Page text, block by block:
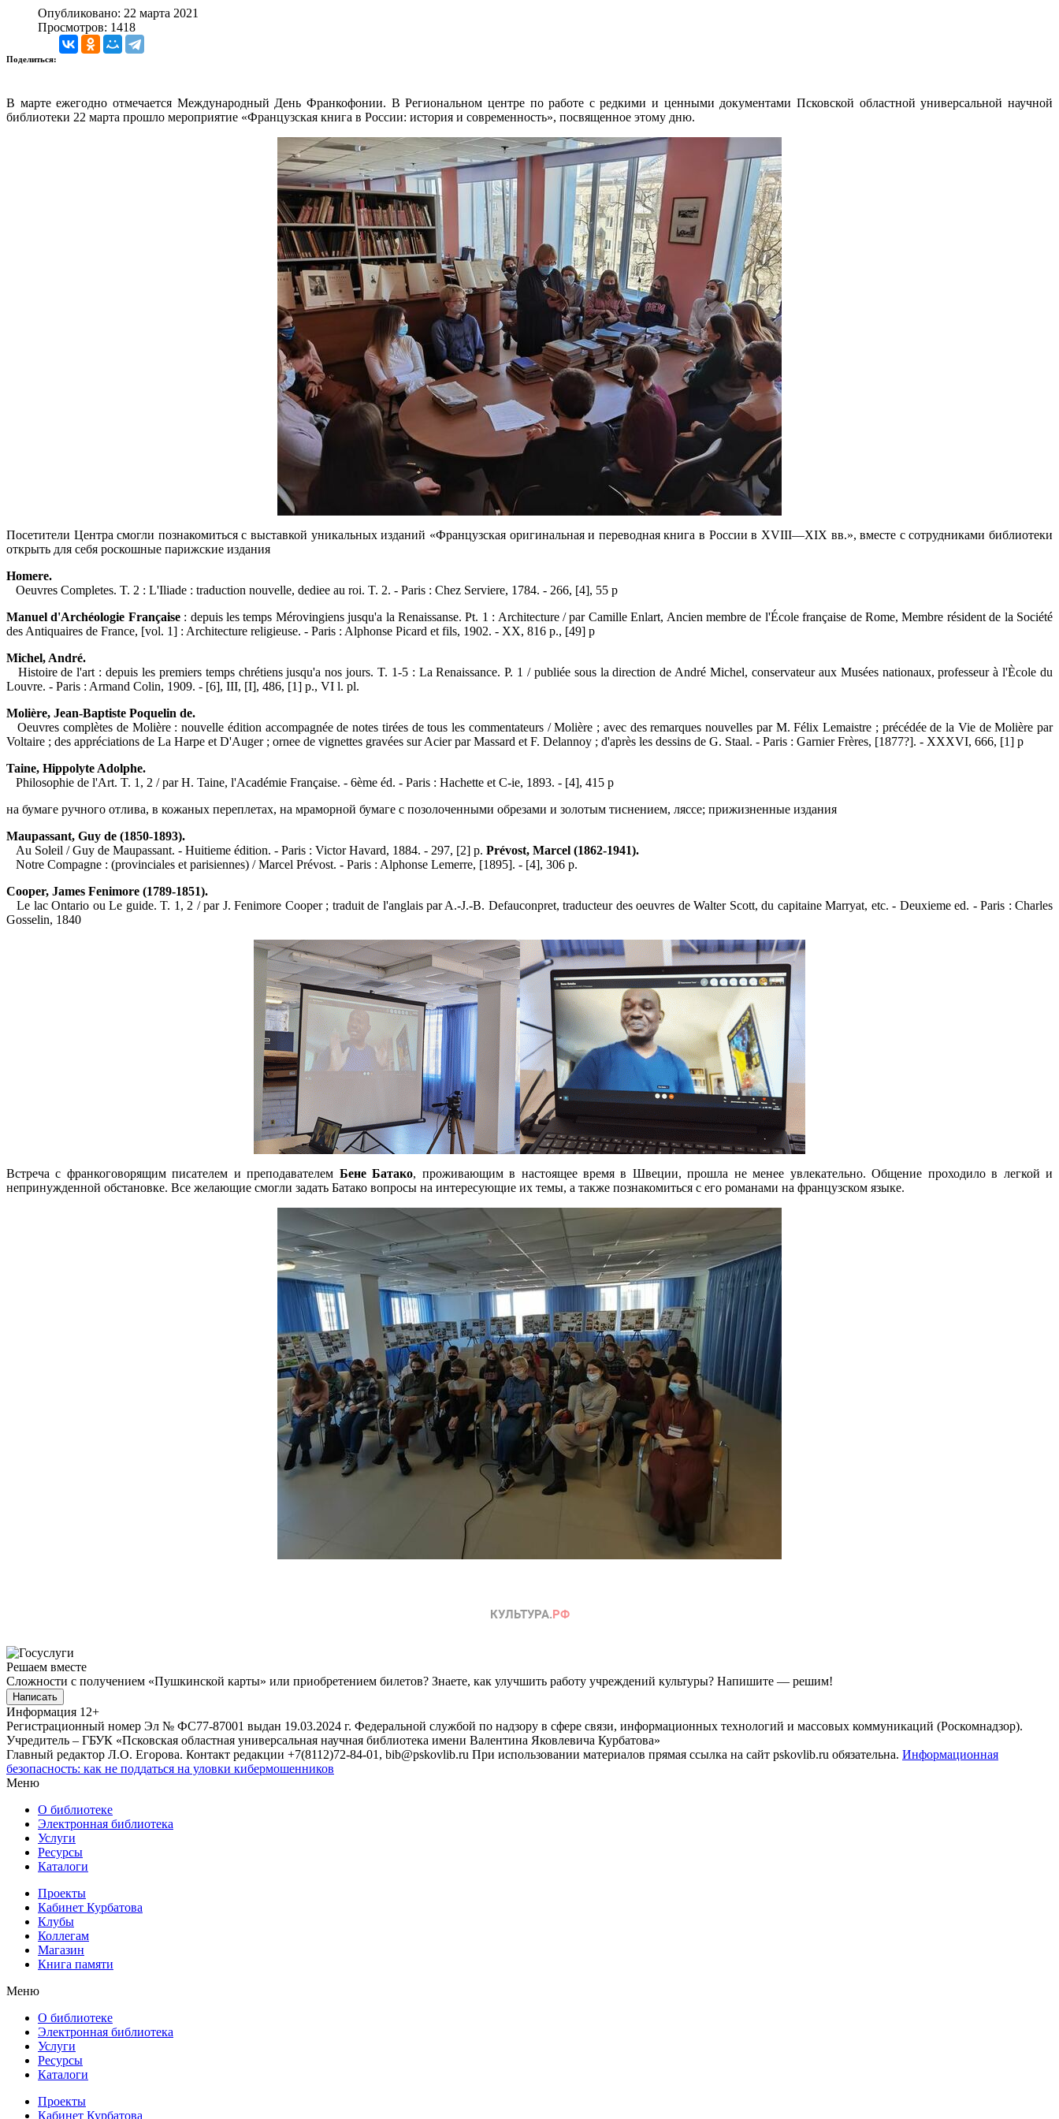
Опубликовано: 22 марта 2021
Просмотров: 1418
Поделиться:
В марте ежегодно отмечается Международный День Франкофонии. В Региональном центре по работе с редкими и ценными документами Псковской областной универсальной научной
библиотеки 22 марта прошло мероприятие «Французская книга в России: история и современность», посвященное этому дню.
Посетители Центра смогли познакомиться с выставкой уникальных изданий «Французская оригинальная и переводная книга в России в XVIII—XIX вв.», вместе с сотрудниками библиотеки
открыть для себя роскошные парижские издания
Homere.
Oeuvres Completes. T. 2 : L'Iliade : traduction nouvelle, dediee au roi. T. 2. - Paris : Chez Serviere, 1784. - 266, [4], 55 p
Manuel d'Archéologie Française: depuis les temps Mérovingiens jusqu'a la Renaissanse. Pt. 1 : Architecture / par Camille Enlart, Ancien membre de l'École française de Rome, Membre résident de la Société
des Antiquaires de France, [vol. 1] : Architecture religieuse. - Paris : Alphonse Picard et fils, 1902. - XX, 816 p., [49] p
Michel, André.
Histoire de l'art : depuis les premiers temps chrétiens jusqu'a nos jours. T. 1-5 : La Renaissance. P. 1 / publiée sous la direction de André Michel, conservateur aux Musées nationaux, professeur à l'Ècole du
Louvre. - Paris : Armand Colin, 1909. - [6], III, [I], 486, [1] p., VI l. pl.
Molière, Jean-Baptiste Poquelin de.
Oeuvres complètes de Molière : nouvelle édition accompagnée de notes tirées de tous les commentateurs / Molière ; avec des remarques nouvelles par M. Félix Lemaistre ; précédée de la Vie de Molière par
Voltaire ; des appréciations de La Harpe et D'Auger ; ornee de vignettes gravées sur Acier par Massard et F. Delannoy ; d'après les dessins de G. Staal. - Paris : Garnier Frères, [1877?]. - XXXVI, 666, [1] p
Taine, Hippolyte Adolphe.
Philosophie de l'Art. T. 1, 2 / par H. Taine, l'Académie Française. - 6ème éd. - Paris : Hachette et C-ie, 1893. - [4], 415 p
на бумаге ручного отлива, в кожаных переплетах, на мраморной бумаге с позолоченными обрезами и золотым тиснением, ляссе; прижизненные издания
Maupassant, Guy de (1850-1893).
Au Soleil / Guy de Maupassant. - Huitieme édition. - Paris : Victor Havard, 1884. - 297, [2] p. Prévost, Marcel (1862-1941).
Notre Compagne : (provinciales et parisiennes) / Marcel Prévost. - Paris : Alphonse Lemerre, [1895]. - [4], 306 p.
Cooper, James Fenimore (1789-1851).
Le lac Ontario ou Le guide. T. 1, 2 / par J. Fenimore Cooper ; traduit de l'anglais par A.-J.-B. Defauconpret, traducteur des oeuvres de Walter Scott, du capitaine Marryat, etc. - Deuxieme ed. - Paris : Charles
Gosselin, 1840
Встреча с франкоговорящим писателем и преподавателем Бене Батако, проживающим в настоящее время в Швеции, прошла не менее увлекательно. Общение проходило в легкой и
непринужденной обстановке. Все желающие смогли задать Батако вопросы на интересующие их темы, а также познакомиться с его романами на французском языке.
Решаем вместе
Сложности с получением «Пушкинской карты» или приобретением билетов? Знаете, как улучшить работу учреждений культуры? Напишите — решим!
Написать
Информация 12+
Регистрационный номер Эл № ФС77-87001 выдан 19.03.2024 г. Федеральной службой по надзору в сфере связи, информационных технологий и массовых коммуникаций (Роскомнадзор).
Учредитель – ГБУК «Псковская областная универсальная научная библиотека имени Валентина Яковлевича Курбатова»
Главный редактор Л.О. Егорова. Контакт редакции +7(8112)72-84-01, bib@pskovlib.ru При использовании материалов прямая ссылка на сайт pskovlib.ru обязательна. Информационная
безопасность: как не поддаться на уловки кибермошенников
Меню
О библиотеке
Электронная библиотека
Услуги
Ресурсы
Каталоги
Проекты
Кабинет Курбатова
Клубы
Коллегам
Магазин
Книга памяти
Меню
О библиотеке
Электронная библиотека
Услуги
Ресурсы
Каталоги
Проекты
Кабинет Курбатова